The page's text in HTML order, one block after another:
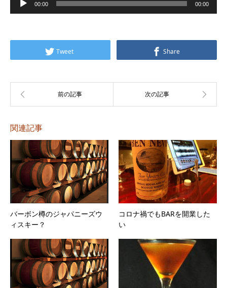
声
ー
00:00 00:00
Tweet Share
関連記事
バーボン樽のジャパニーズウ
ィスキー？
コロナ禍でもBARを開業した
い